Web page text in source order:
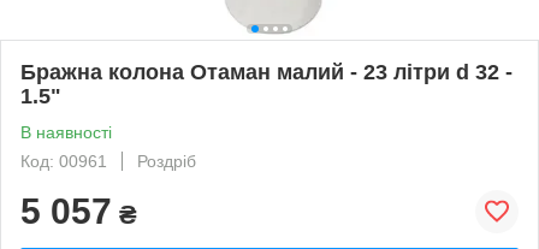
Бражна колона Отаман малий - 23 літри d 32 -
1.5"
В наявності
Код: 00961
Роздріб
5 057 ₴